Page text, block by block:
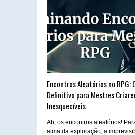
Encontros Aleatórios no RPG:
Definitivo para Mestres
Inesquecíveis
Ah, os encontros aleatórios!
alma da exploração, a